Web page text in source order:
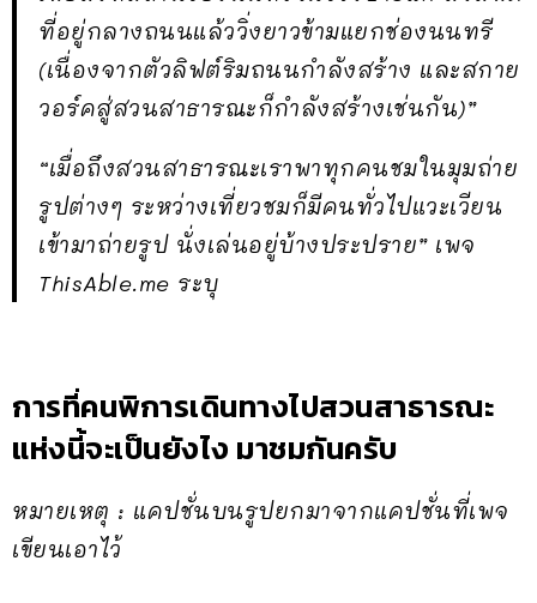
ที่อยู่กลางถนนแล้ววิ่งยาวข้ามแยกช่องนนทรี
(เนื่องจากตัวลิฟต์ริมถนนกำลังสร้าง และสกาย
วอร์คสู่สวนสาธารณะก็กำลังสร้างเช่นกัน)”
“เมื่อถึงสวนสาธารณะเราพาทุกคนชมในมุมถ่าย
รูปต่างๆ ระหว่างเที่ยวชมก็มีคนทั่วไปแวะเวียน
เข้ามาถ่ายรูป นั่งเล่นอยู่บ้างประปราย” เพจ
ThisAble.me ระบุ
การที่คนพิการเดินทางไปสวนสาธารณะ
แห่งนี้จะเป็นยังไง มาชมกันครับ
หมายเหตุ : แคปชั่นบนรูปยกมาจากแคปชั่นที่เพจ
เขียนเอาไว้